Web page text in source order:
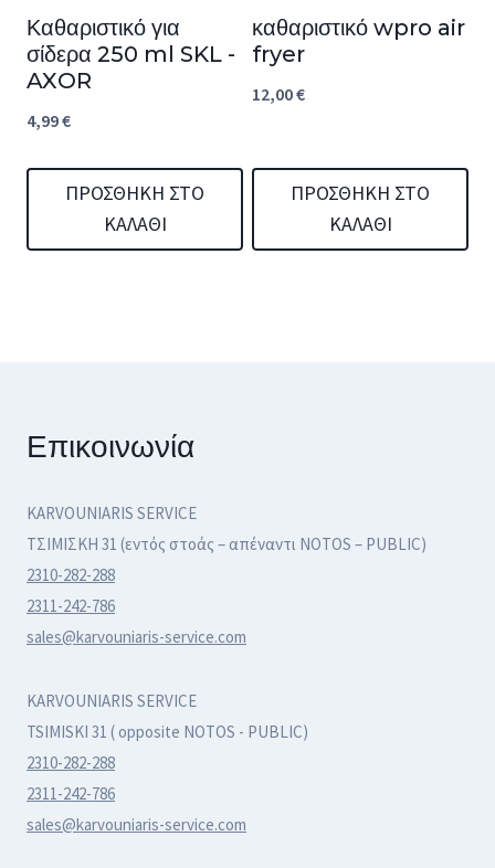
Καθαριστικό για
σίδερα 250 ml SKL -
AXOR
4,99€
ΠΡΟΣΘΉΚΗ ΣΤΟ
ΚΑΛΆΘΙ
καθαριστικό wpro air
fryer
12,00€
ΠΡΟΣΘΉΚΗ ΣΤΟ
ΚΑΛΆΘΙ
Επικοινωνία
KARVOUNIARIS SERVICE
ΤΣΙΜΙΣΚΗ 31 (εντός στοάς – απέναντι NOTOS – PUBLIC)
2310-282-288
2311-242-786
sales@karvouniaris-service.com
KARVOUNIARIS SERVICE
TSIMISKI 31 ( opposite NOTOS - PUBLIC)
2310-282-288
2311-242-786
sales@karvouniaris-service.com